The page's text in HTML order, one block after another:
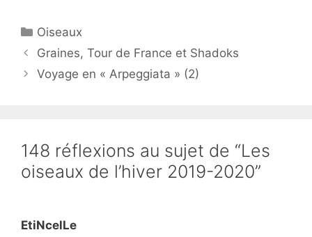
Catégories
Oiseaux
Graines, Tour de France et Shadoks
Voyage en « Arpeggiata » (2)
148 réflexions au sujet de “Les
oiseaux de l’hiver 2019-2020”
EtiNcelLe